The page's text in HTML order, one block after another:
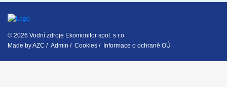
© 2026 Vodní zdroje Ekomonitor spol. s r.o.
Made byAZC / Admin / Cookies / Informace o ochraně OÚ